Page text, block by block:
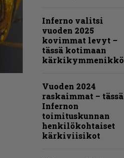
Inferno valitsi
vuoden 2025
kovimmat levyt –
tässä kotimaan
kärkikymmenikkö
Vuoden 2024
raskaimmat – tässä
Infernon
toimituskunnan
henkilökohtaiset
kärkiviisikot